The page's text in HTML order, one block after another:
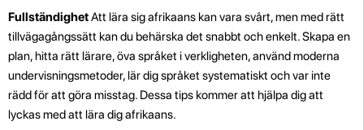
FullständighetAtt lära sig afrikaans kan vara svårt, men med rätt
tillvägagångssätt kan du behärska det snabbt och enkelt. Skapa en
plan, hitta rätt lärare, öva språket i verkligheten, använd moderna
undervisningsmetoder, lär dig språket systematiskt och var inte
rädd för att göra misstag. Dessa tips kommer att hjälpa dig att
lyckas med att lära dig afrikaans.